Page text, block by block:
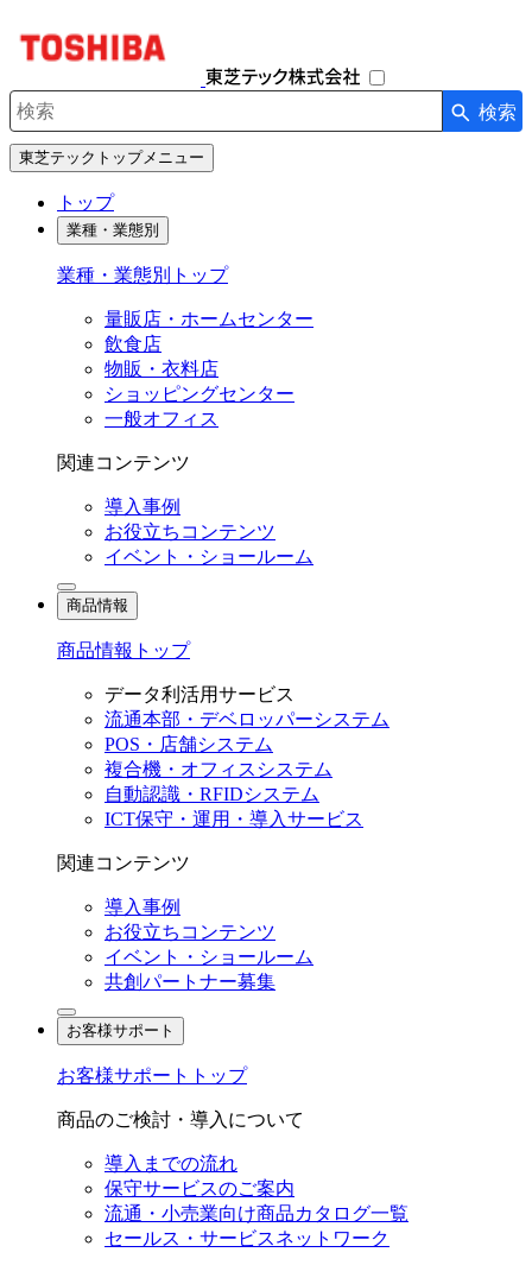
ー
検索キーワード入力 検索
東芝テックトップメニュー
トップ
業種・業態別
業種・業態別トップ
量販店・ホームセンター
飲食店
物販・衣料店
ショッピングセンター
一般オフィス
関連コンテンツ
導入事例
お役立ちコンテンツ
イベント・ショールーム
商品情報
商品情報トップ
データ利活用サービス
流通本部・デベロッパーシステム
POS・店舗システム
複合機・オフィスシステム
自動認識・RFIDシステム
ICT保守・運用・導入サービス
関連コンテンツ
導入事例
お役立ちコンテンツ
イベント・ショールーム
共創パートナー募集
お客様サポート
お客様サポートトップ
商品のご検討・導入について
導入までの流れ
保守サービスのご案内
流通・小売業向け商品カタログ一覧
セールス・サービスネットワーク